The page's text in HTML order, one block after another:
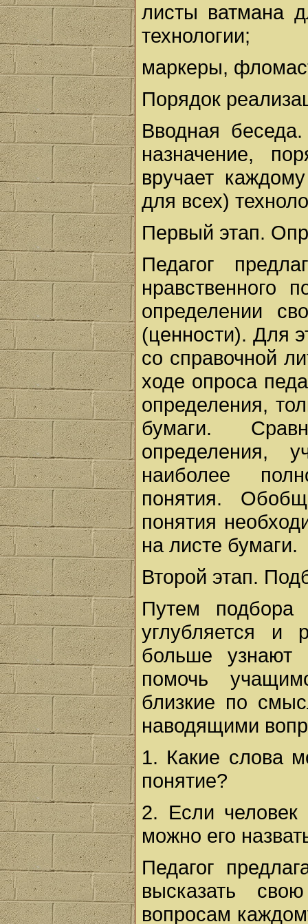
листы ватмана
технологии;
маркеры,
Порядок
Вводная
назначение,
вручает
для всех)
Первый этап.
Педагог
нравственного
определении
(ценности). Для
со справочной
ходе опроса
определения,
бумаги.
определения,
наиболее
понятия.
понятия
на листе бумаги.
Второй этап.
Путем подбора
углубляется и
больше узнают
помочь
близкие по
наводящими
1. Какие слова
понятие?
2. Если человек
можно его
Педагог
высказать
вопросам